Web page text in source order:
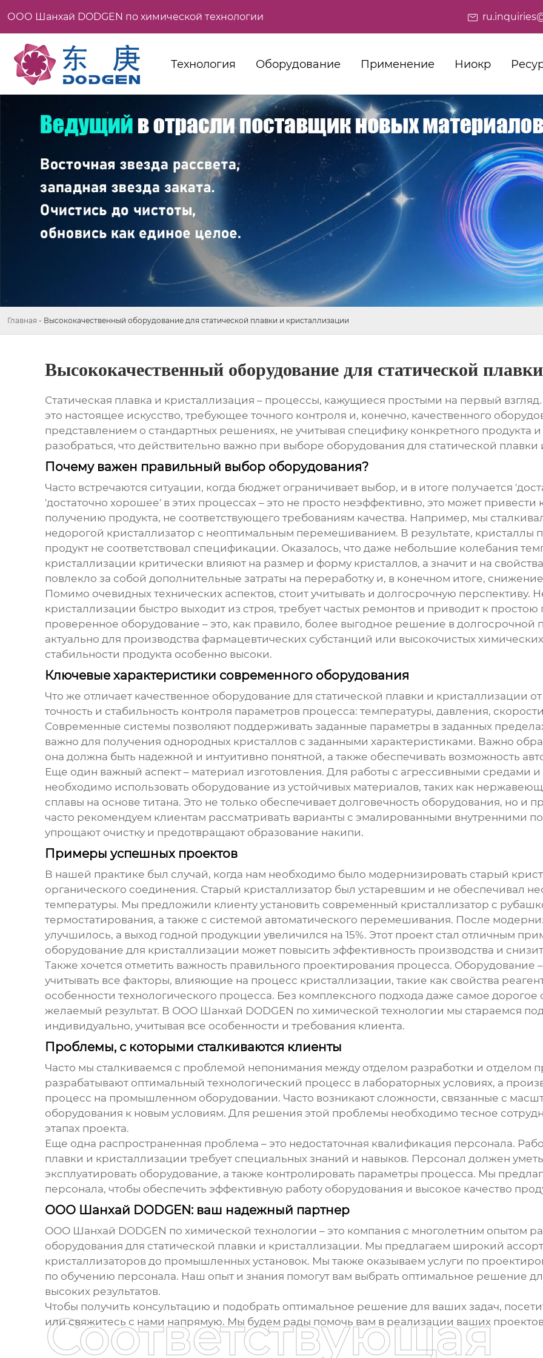
ООО Шанхай DODGEN по химической технологии
Технология Оборудование Применение Ниокр
Главная - Высококачественный оборудование для статической плавки и кристаллизации
Высококачественный оборудование для статической
Статическая плавка и кристаллизация – процессы, кажущиеся простыми на первый
это настоящее искусство, требующее точного контроля и, конечно, качественного
представлением о стандартных решениях, не учитывая специфику конкретного продукта
разобраться, что действительно важно при выборе оборудования для статической
Почему важен правильный выбор оборудования?
Часто встречаются ситуации, когда бюджет ограничивает выбор, и в итоге получается
'достаточно хорошее' в этих процессах – это не просто неэффективно, это может
получению продукта, не соответствующего требованиям качества. Например, мы
недорогой кристаллизатор с неоптимальным перемешиванием. В результате,
продукт не соответствовал спецификации. Оказалось, что даже небольшие колебания
кристаллизации критически влияют на размер и форму кристаллов, а значит и на
повлекло за собой дополнительные затраты на переработку и, в конечном итоге,
Помимо очевидных технических аспектов, стоит учитывать и долгосрочную перспективу.
кристаллизации быстро выходит из строя, требует частых ремонтов и приводит к
проверенное оборудование – это, как правило, более выгодное решение в долгосрочной
актуально для производства фармацевтических субстанций или высокочистых
стабильности продукта особенно высоки.
Ключевые характеристики современного оборудования
Что же отличает качественное оборудование для статической плавки и кристаллизации
точность и стабильность контроля параметров процесса: температуры, давления,
Современные системы позволяют поддерживать заданные параметры в заданных
важно для получения однородных кристаллов с заданными характеристиками. Важно
она должна быть надежной и интуитивно понятной, а также обеспечивать возможность
Еще один важный аспект – материал изготовления. Для работы с агрессивными средами
необходимо использовать оборудование из устойчивых материалов, таких как
сплавы на основе титана. Это не только обеспечивает долговечность оборудования, но и
часто рекомендуем клиентам рассматривать варианты с эмалированными внутренними
упрощают очистку и предотвращают образование накипи.
Примеры успешных проектов
В нашей практике был случай, когда нам необходимо было модернизировать старый
органического соединения. Старый кристаллизатор был устаревшим и не обеспечивал
температуры. Мы предложили клиенту установить современный кристаллизатор с
термостатирования, а также с системой автоматического перемешивания. После
улучшилось, а выход годной продукции увеличился на 15%. Этот проект стал отличным
оборудование для кристаллизации может повысить эффективность производства и
Также хочется отметить важность правильного проектирования процесса.
учитывать все факторы, влияющие на процесс кристаллизации, такие как свойства
особенности технологического процесса. Без комплексного подхода даже самое
желаемый результат. В ООО Шанхай DODGEN по химической технологии мы стараемся
индивидуально, учитывая все особенности и требования клиента.
Проблемы, с которыми сталкиваются клиенты
Часто мы сталкиваемся с проблемой непонимания между отделом разработки и отделом
разрабатывают оптимальный технологический процесс в лабораторных условиях, а
процесс на промышленном оборудовании. Часто возникают сложности, связанные с
оборудования к новым условиям. Для решения этой проблемы необходимо тесное
этапах проекта.
Еще одна распространенная проблема – это недостаточная квалификация персонала.
плавки и кристаллизации требует специальных знаний и навыков. Персонал должен
эксплуатировать оборудование, а также контролировать параметры процесса. Мы
персонала, чтобы обеспечить эффективную работу оборудования и высокое качество
ООО Шанхай DODGEN: ваш надежный партнер
ООО Шанхай DODGEN по химической технологии – это компания с многолетним опытом
оборудования для статической плавки и кристаллизации. Мы предлагаем широкий
кристаллизаторов до промышленных установок. Мы также оказываем услуги по
по обучению персонала. Наш опыт и знания помогут вам выбрать оптимальное решение
высоких результатов.
Чтобы получить консультацию и подобрать оптимальное решение для ваших задач,
или свяжитесь с нами напрямую. Мы будем рады помочь вам в реализации ваших
Соответствующая